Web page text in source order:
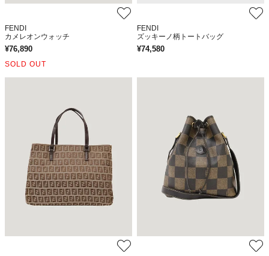
FENDI
カメレオンウォッチ
¥76,890
SOLD OUT
FENDI
ズッキーノ柄トートバッグ
¥74,580